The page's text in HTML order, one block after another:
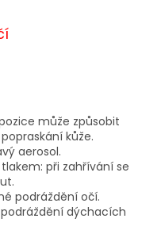
může způsobit
kůže.
aerosol.
při zahřívání se
podráždění očí.
dýchacích